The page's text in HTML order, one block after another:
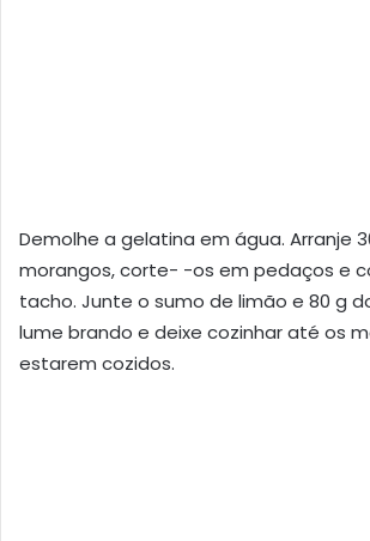
Demolhe a gelatina em água. Arranje
morangos, corte- -os em pedaços e
tacho. Junte o sumo de limão e 80 g
lume brando e deixe cozinhar até os
estarem cozidos.